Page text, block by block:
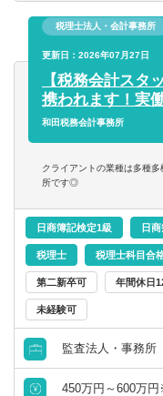
ご入所後は、経験
きます。一人前に
いたします。
仕訳・入力から決
いスポット案件ま
税理士法人・会計事務所
更新日：2026年07月27日
【税務会計スタ
携われます！実
和田税務会計事務所
クライアントの業種は多種
所です◎
日商簿記検定1級 日
税理士 税理士科目合
第二新卒可 年間休日
未経験可
監査法人・事務所
450万円～600万
エグゼクティブクラスの
海外赴任の機会あり
MBAホルダー募集
有形商材の求人
管理職求人
オンライン面接／WEB
語学
英語力を活かす
中国語を活かす